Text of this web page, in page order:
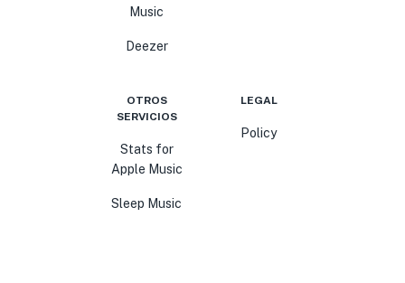
Music
Deezer
OTROS
SERVICIOS
Stats for
Apple Music
Sleep Music
LEGAL
Policy